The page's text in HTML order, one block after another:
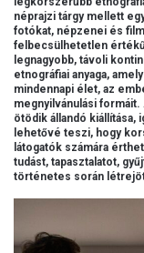
néprajzi tárgy mellett
fotókat, népzenei és
felbecsülhetetlen
legnagyobb, távoli
etnográfiai anyaga,
mindennapi élet, az
megnyilvánulási
ötödik állandó kiállítása,
lehetővé teszi, hogy
látogatók számára
tudást, tapasztalatot,
történetes során